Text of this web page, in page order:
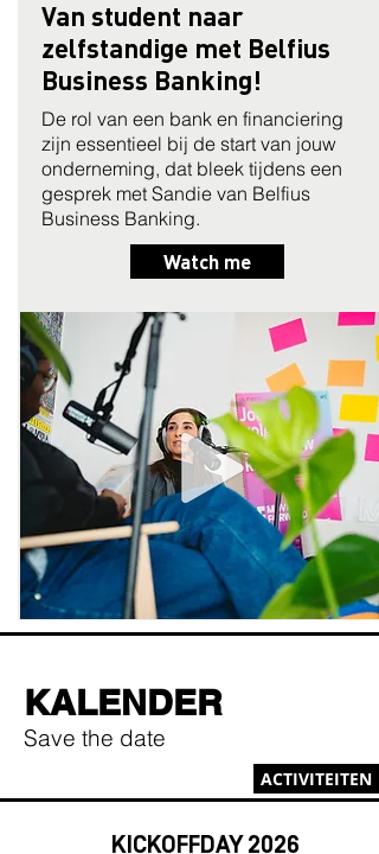
Van student naar
zelfstandige met Belfius
Business Banking!
De rol van een bank en financiering
zijn essentieel bij de start van jouw
onderneming, dat bleek tijdens een
gesprek met Sandie van Belfius
Business Banking.
Watch me
KALENDER
Save the date
ACTIVITEITEN
KICKOFFDAY 2026